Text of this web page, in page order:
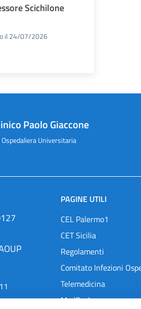
Scichilone
il 24/07/2026
Paolo Giaccone
Ospedaliera Universitaria
PAGINE UTILI
CEL Palermo1
CET Sicilia
Regolamenti
Comitato Infezioni
Telemedicina
MedOral